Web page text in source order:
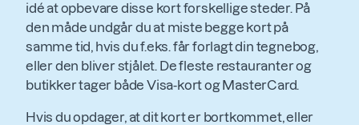
idé at opbevare disse kort forskellige steder. På
den måde undgår du at miste begge kort på
samme tid, hvis du f.eks. får forlagt din tegnebog,
eller den bliver stjålet. De fleste restauranter og
butikker tager både Visa-kort og MasterCard.
Hvis du opdager, at dit kort er bortkommet, eller